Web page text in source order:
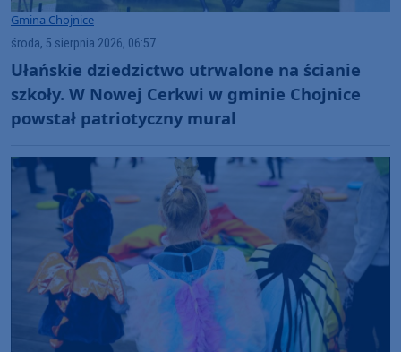
Gmina Chojnice
środa, 5 sierpnia 2026, 06:57
Ułańskie dziedzictwo utrwalone na ścianie
szkoły. W Nowej Cerkwi w gminie Chojnice
powstał patriotyczny mural